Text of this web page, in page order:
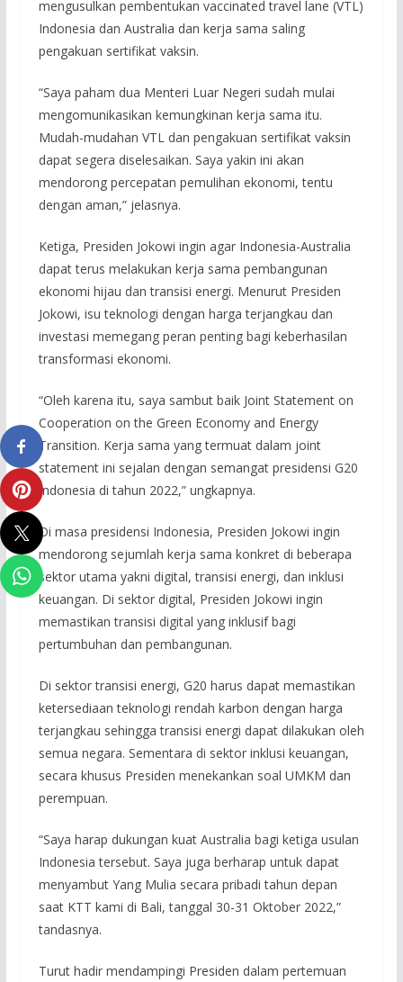
mengusulkan pembentukan vaccinated travel lane (VTL)
Indonesia dan Australia dan kerja sama saling
pengakuan sertifikat vaksin.
“Saya paham dua Menteri Luar Negeri sudah mulai
mengomunikasikan kemungkinan kerja sama itu.
Mudah-mudahan VTL dan pengakuan sertifikat vaksin
dapat segera diselesaikan. Saya yakin ini akan
mendorong percepatan pemulihan ekonomi, tentu
dengan aman,” jelasnya.
Ketiga, Presiden Jokowi ingin agar Indonesia-Australia
dapat terus melakukan kerja sama pembangunan
ekonomi hijau dan transisi energi. Menurut Presiden
Jokowi, isu teknologi dengan harga terjangkau dan
investasi memegang peran penting bagi keberhasilan
transformasi ekonomi.
“Oleh karena itu, saya sambut baik Joint Statement on
Cooperation on the Green Economy and Energy
Transition. Kerja sama yang termuat dalam joint
statement ini sejalan dengan semangat presidensi G20
Indonesia di tahun 2022,” ungkapnya.
Di masa presidensi Indonesia, Presiden Jokowi ingin
mendorong sejumlah kerja sama konkret di beberapa
sektor utama yakni digital, transisi energi, dan inklusi
keuangan. Di sektor digital, Presiden Jokowi ingin
memastikan transisi digital yang inklusif bagi
pertumbuhan dan pembangunan.
Di sektor transisi energi, G20 harus dapat memastikan
ketersediaan teknologi rendah karbon dengan harga
terjangkau sehingga transisi energi dapat dilakukan oleh
semua negara. Sementara di sektor inklusi keuangan,
secara khusus Presiden menekankan soal UMKM dan
perempuan.
“Saya harap dukungan kuat Australia bagi ketiga usulan
Indonesia tersebut. Saya juga berharap untuk dapat
menyambut Yang Mulia secara pribadi tahun depan
saat KTT kami di Bali, tanggal 30-31 Oktober 2022,”
tandasnya.
Turut hadir mendampingi Presiden dalam pertemuan